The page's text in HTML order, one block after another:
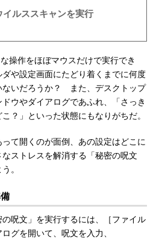
イルススキャンを実行
操作をほぼマウスだけで実行でき
や設定画面にたどり着くまでに何度
ないだろうか？ また、デスクトップ
ウやダイアログであふれ、「さっき
？」といった状態にもなりがちだ。
て開くのが面倒、あの設定はどこに
ストレスを解消する「秘密の呪文
。
呪文」を実行するには、［ファイル
グを開いて、呪文を入力、